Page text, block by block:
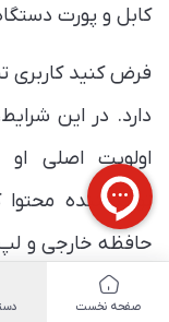
کابل و پورت
فرض کنید کاربری
دارد. در این
اولویت اصلی او
تولیدکننده
حافظه خارجی و
به پهنای باند و
صفحه نخست